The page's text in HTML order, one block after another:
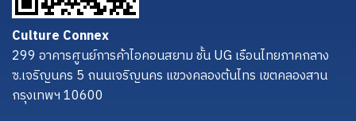
Culture Connex
299 อาคารศูนย์การค้าไอคอนสยาม ชั้น UG เรือนไทยภาคกลาง
ซ.เจริญนคร 5 ถนนเจริญนคร แขวงคลองต้นไทร เขตคลองสาน
กรุงเทพฯ 10600